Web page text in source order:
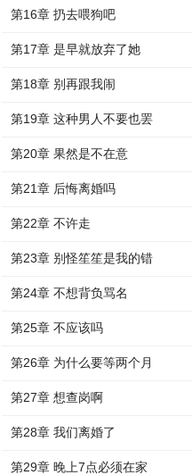
第16章 扔去喂狗吧
第17章 是早就放弃了她
第18章 别再跟我闹
第19章 这种男人不要也罢
第20章 果然是不在意
第21章 后悔离婚吗
第22章 不许走
第23章 别怪笙笙是我的错
第24章 不想背负骂名
第25章 不应该吗
第26章 为什么要等两个月
第27章 想查岗啊
第28章 我们离婚了
第29章 晚上7点必须在家